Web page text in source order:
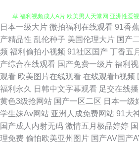
肏逼社区 影音先锋成人资源 日本女人毛片 午夜
草 福利视频成人A片 欧美男人天堂网 亚洲性爱
线 亚洲se97 91视频资源站 韩国三级亚洲综合
另类激情 国产盗摄1区 豆花入口 超碰91夫妻 欧
在线亚洲天堂 91现看网站 探花AV网 伊人操久
日本一级大片 微拍福利在线观看 91香
产精品性 乱伦种子 美国伦理大片 国产
频 福利偷拍小视频 91社区国产 丁香五
产综合在线观看 国产免费一级片 福利
观看 欧美图片在线观看 在线观看h视频
福利永久
日韩中文字幕观看 足交在线
黄色3级抢网站 国产一区二区 日本一级
学生妹Av网站 亚洲人成免费网站 91大
国产成人内射无码 激情五月极品婷婷
理免费 偷怕欧美亚州图片 国产AV国产